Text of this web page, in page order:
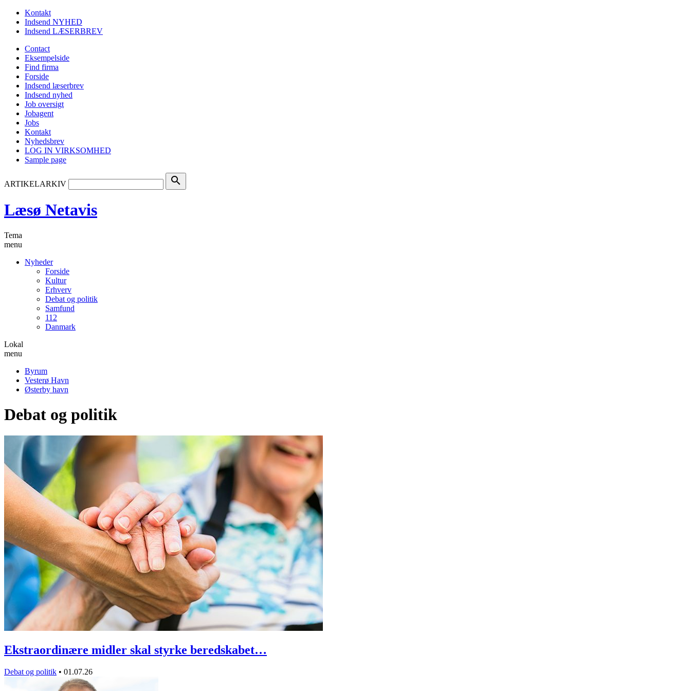
Kontakt
Indsend NYHED
Indsend LÆSERBREV
Contact
Eksempelside
Find firma
Forside
Indsend læserbrev
Indsend nyhed
Job oversigt
Jobagent
Jobs
Kontakt
Nyhedsbrev
LOG IN VIRKSOMHED
Sample page
ARTIKELARKIV search
Læsø Netavis
Tema
menu
Nyheder
Forside
Kultur
Erhverv
Debat og politik
Samfund
112
Danmark
Lokal
menu
Byrum
Vesterø Havn
Østerby havn
Debat og politik
Ekstraordinære midler skal styrke beredskabet…
Debat og politik • 01.07.26